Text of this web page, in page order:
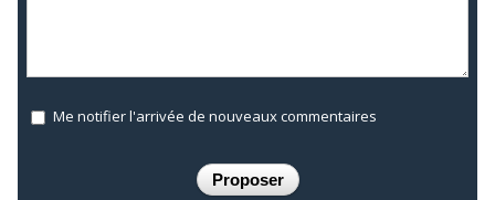
Me notifier l'arrivée de nouveaux commentaires